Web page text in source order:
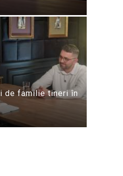
de familie tineri în